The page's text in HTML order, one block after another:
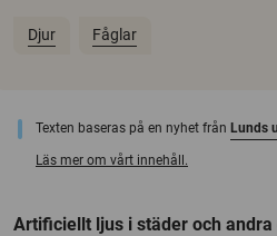
Djur Fåglar
Texten baseras på en nyhet från Lunds
Läs mer om vårt innehåll.
Artificiellt ljus i städer och